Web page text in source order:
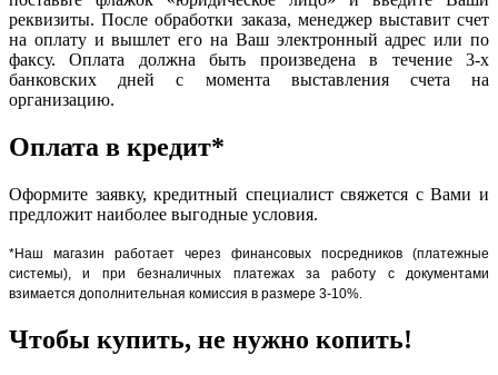
реквизиты. После обработки заказа, менеджер выставит счет
на оплату и вышлет его на Ваш электронный адрес или по
факсу. Оплата должна быть произведена в течение 3-х
банковских дней с момента выставления счета на
организацию.
Оплата в кредит*
Оформите заявку, кредитный специалист свяжется с Вами и
предложит наиболее выгодные условия.
*Наш магазин работает через финансовых посредников (платежные
системы), и при безналичных платежах за работу с документами
взимается дополнительная комиссия в размере 3-10%.
Чтобы купить, не нужно копить!